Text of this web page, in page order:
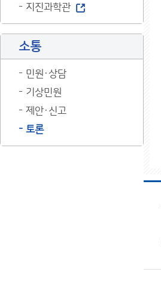
지진과학관
소통
민원·상담
기상민원
제안·신고
토론